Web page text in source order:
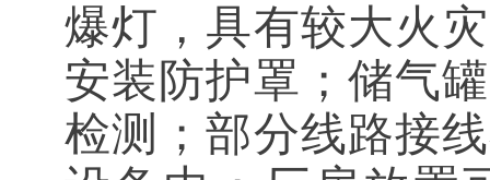
爆灯，具有较大火
安装防护罩；储气
检测；部分线路接